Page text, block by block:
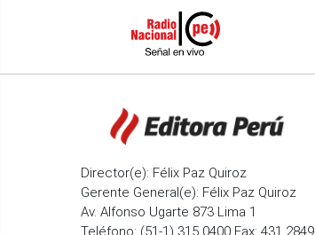
Director(e): Félix Paz Quiroz
Gerente General(e): Félix Paz Quiroz
Av. Alfonso Ugarte 873 Lima 1
Teléfono: (51-1) 315 0400 Fax: 431 2849